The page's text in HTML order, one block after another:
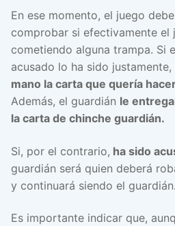
En ese momento, el juego
comprobar si efectivamente el
cometiendo alguna trampa. Si
acusado lo ha sido justamente,
mano la carta que quería
Además, el guardián le
la carta de chinche guardián.
Si, por el contrario, ha sido
guardián será quien deberá
y continuará siendo el guardián.
Es importante indicar que,